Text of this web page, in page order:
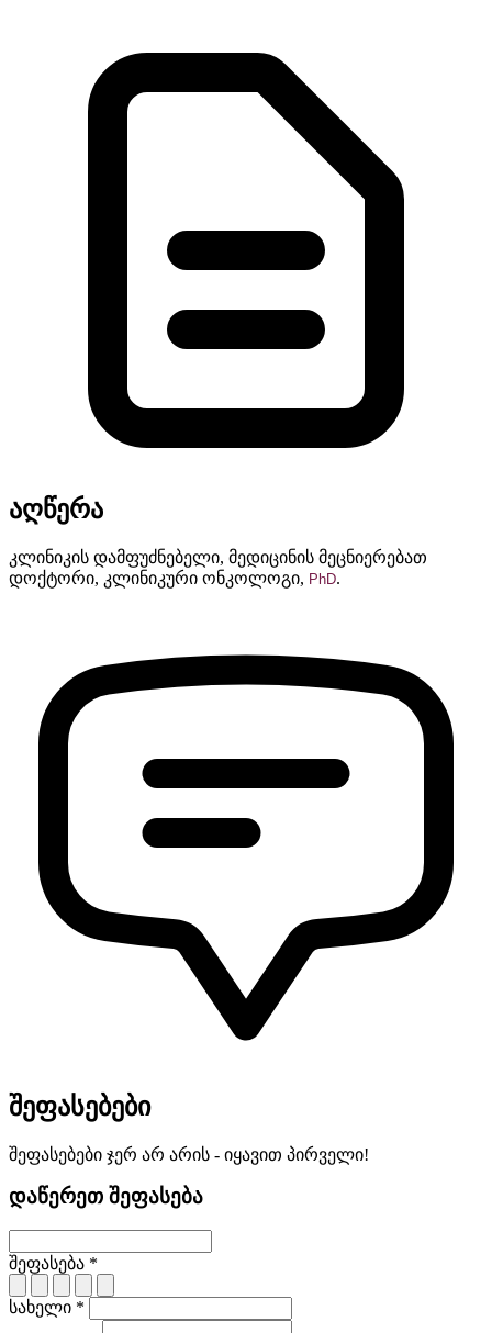
აღწერა
კლინიკის დამფუძნებელი, მედიცინის მეცნიერებათ
დოქტორი, კლინიკური ონკოლოგი, PhD.
შეფასებები
შეფასებები ჯერ არ არის - იყავით პირველი!
დაწერეთ შეფასება
შეფასება *
სახელი *